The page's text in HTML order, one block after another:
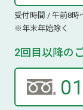
受付時間 / 午前8時
※年末年始除く
2回目以降の